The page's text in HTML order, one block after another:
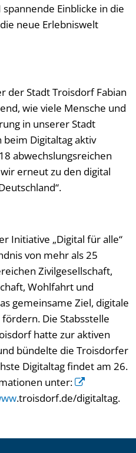
Einblicke in die
neue Erlebniswelt
der Stadt Troisdorf Fabian
wie viele Mensche und
in unserer Stadt
Digitaltag aktiv
abwechslungsreichen
erneut zu den digital
Initiative „Digital für alle“
von mehr als 25
Zivilgesellschaft,
Wohlfahrt und
gemeinsame Ziel, digitale
Die Stabsstelle
hatte zur aktiven
bündelte die Troisdorfer
Digitaltag findet am 26.
unter:
.troisdorf.de/digitaltag.